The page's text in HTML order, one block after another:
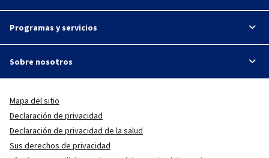
Programas y servicios
Sobre nosotros
Mapa del sitio
Declaración de privacidad
Declaración de privacidad de la salud
Sus derechos de privacidad